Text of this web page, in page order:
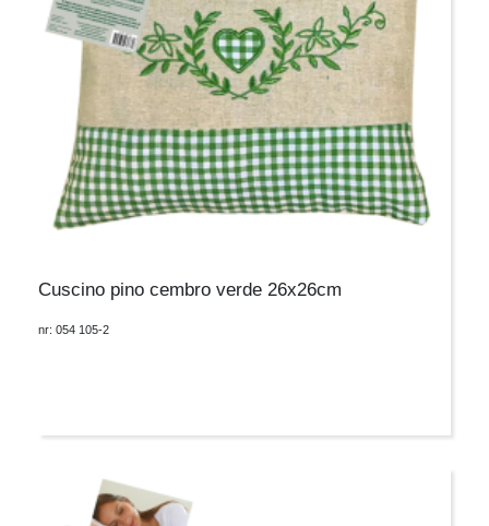
Cuscino pino cembro verde 26x26cm
nr: 054 105-2